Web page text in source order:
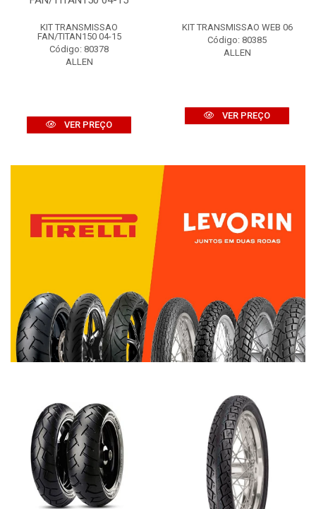
KIT TRANSMISSAO
FAN/TITAN150 04-15
Código: 80378
ALLEN
VER PREÇO
KIT TRANSMISSAO WEB 06
Código: 80385
ALLEN
VER PREÇO